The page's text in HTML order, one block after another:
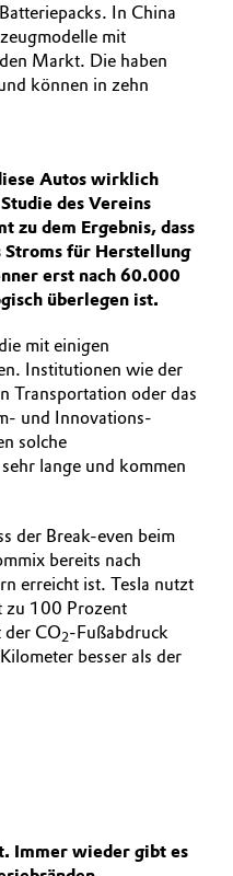
In China
mit
Markt. Die haben
können in zehn
Autos wirklich
des Vereins
zu dem Ergebnis, dass
Stroms für Herstellung
erst nach 60.000
überlegen ist.
mit einigen
Institutionen wie der
Transportation oder das
und Innova­tions­
solche
lange und kommen
der Break-even beim
bereits nach
erreicht ist. Tesla nutzt
zu 100 Prozent
der CO2-Fußabdruck
besser als der
Immer wieder gibt es